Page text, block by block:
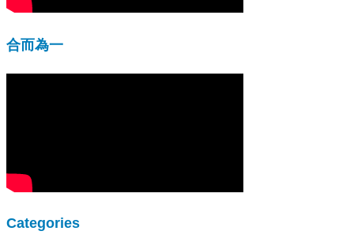
合而為一
Categories